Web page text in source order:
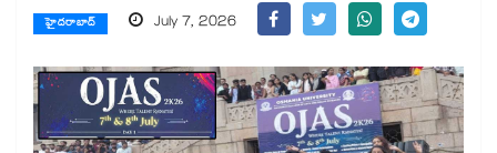
హైదరాబాద్ July 7, 2026